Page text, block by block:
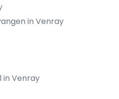
in Venray
Venray